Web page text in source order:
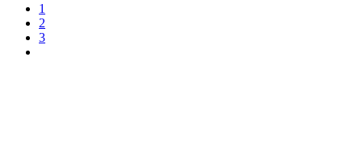
1
2
3